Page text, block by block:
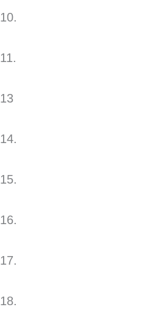
10.
11.
13
14.
15.
16.
17.
18.